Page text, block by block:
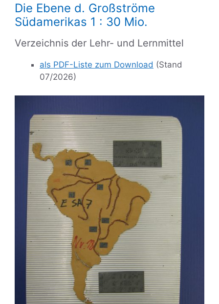
Die Ebene d. Großströme
Südamerikas 1 : 30 Mio.
Verzeichnis der Lehr- und Lernmittel
als PDF-Liste zum Download (Stand
07/2026)